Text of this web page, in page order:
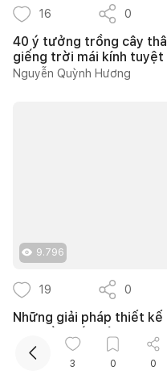
16 0
40 ý tưởng trồng cây
giếng trời mái kính tuyệt
Nguyễn Quỳnh Hương
9.796
19 0
Những giải pháp thiết
mưa vừa đón sáng tự
Nguyễn Quỳnh Hương
3 0 0